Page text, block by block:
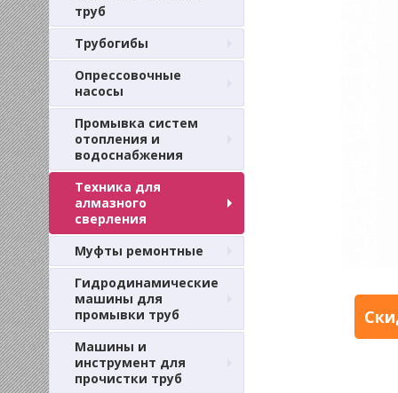
труб
Трубогибы
Опрессовочные
насосы
Промывка систем
отопления и
водоснабжения
Техника для
алмазного
сверления
Муфты ремонтные
Гидродинамические
машины для
промывки труб
Машины и
инструмент для
прочистки труб